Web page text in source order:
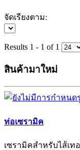
จัดเรียงตาม:
Results 1 - 1 of 1
สินค้ามาใหม่
ท่อเซรามิค
เซรามิคสำหรับไส้เท